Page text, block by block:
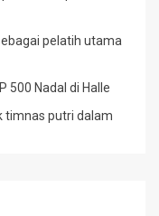
pelatih utama
500 Nadal di Halle
timnas putri dalam